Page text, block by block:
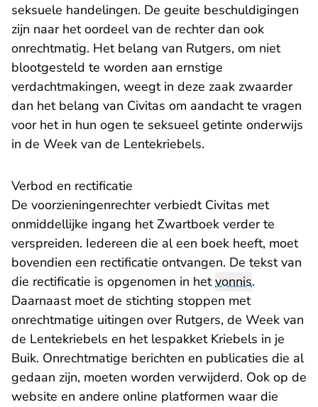
seksuele handelingen. De geuite beschuldigingen
zijn naar het oordeel van de rechter dan ook
onrechtmatig. Het belang van Rutgers, om niet
blootgesteld te worden aan ernstige
verdachtmakingen, weegt in deze zaak zwaarder
dan het belang van Civitas om aandacht te vragen
voor het in hun ogen te seksueel getinte onderwijs
in de Week van de Lentekriebels.
Verbod en rectificatie
De voorzieningenrechter verbiedt Civitas met
onmiddellijke ingang het Zwartboek verder te
verspreiden. Iedereen die al een boek heeft, moet
bovendien een rectificatie ontvangen. De tekst van
die rectificatie is opgenomen in hetvonnis.
Daarnaast moet de stichting stoppen met
onrechtmatige uitingen over Rutgers, de Week van
de Lentekriebels en het lespakket Kriebels in je
Buik. Onrechtmatige berichten en publicaties die al
gedaan zijn, moeten worden verwijderd. Ook op de
website en andere online platformen waar die